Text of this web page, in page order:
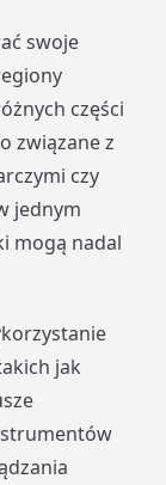
swoje
części
związane z
czy
jednym
mogą nadal
jak